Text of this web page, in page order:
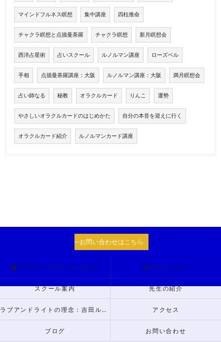
マインドフルネス瞑想 集中講座 四柱推命
チャクラ瞑想と点描曼荼羅 チャクラ瞑想 新月瞑想会
西洋占星術 占いスクール ルノルマン講座 ローズベル
手相 点描曼荼羅講座：大阪 ルノルマン講座：大阪 満月瞑想会
占い師なる 秘教 オラクルカード りんこ 運勢
やさしいオラクルカードのはじめかた 自分の本音を迎えに行く
オラクルカード紹介 ルノルマンカード講座
お問い合わせはこちら
🏠ラブアンドライトについて 個人セッション
スクール案内 先生の紹介
ラブアンドライトの理念：吉田ルナからのメッセージ アクセス
ブログ お問い合わせ